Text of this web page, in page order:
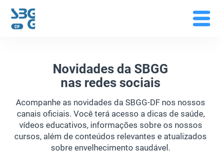
Novidades da SBGG
nas redes sociais
Acompanhe as novidades da SBGG-DF nos nossos
canais oficiais. Você terá acesso a dicas de saúde,
vídeos educativos, informações sobre os nossos
cursos, além de conteúdos relevantes e atualizados
sobre envelhecimento saudável.